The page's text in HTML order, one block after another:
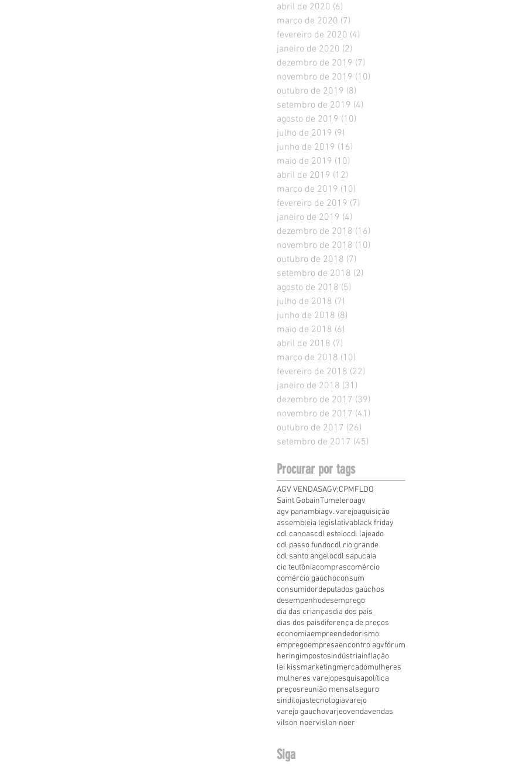
abril de 2020 (6)
março de 2020 (7)
fevereiro de 2020 (4)
janeiro de 2020 (2)
dezembro de 2019 (7)
novembro de 2019 (10)
outubro de 2019 (8)
setembro de 2019 (4)
agosto de 2019 (10)
julho de 2019 (9)
junho de 2019 (16)
maio de 2019 (10)
abril de 2019 (12)
março de 2019 (10)
fevereiro de 2019 (7)
janeiro de 2019 (4)
dezembro de 2018 (16)
novembro de 2018 (10)
outubro de 2018 (7)
setembro de 2018 (2)
agosto de 2018 (5)
julho de 2018 (7)
junho de 2018 (8)
maio de 2018 (6)
abril de 2018 (7)
março de 2018 (10)
fevereiro de 2018 (22)
janeiro de 2018 (31)
dezembro de 2017 (39)
novembro de 2017 (41)
outubro de 2017 (26)
setembro de 2017 (45)
Procurar por tags
AGV VENDASAGV;CPMFLDO
Saint GobainTumeleroagv
agv panambiagv. varejoaquisição
assembleia legislativablack friday
cdl canoascdl esteiocdl lajeado
cdl passo fundocdl rio grande
cdl santo angelocdl sapucaia
cic teutôniacomprascomércio
comércio gaúchoconsum
consumidordeputados gaúchos
desempenhodesemprego
dia das criançasdia dos pais
dias dos paisdiferença de preços
economiaempreendedorismo
empregoempresaencontro agvfórum
heringimpostosindústriainflação
lei kissmarketingmercadomulheres
mulheres varejopesquisapolítica
preçosreunião mensalseguro
sindilojastecnologiavarejo
varejo gauchovarjeovendavendas
vilson noervislon noer
Siga